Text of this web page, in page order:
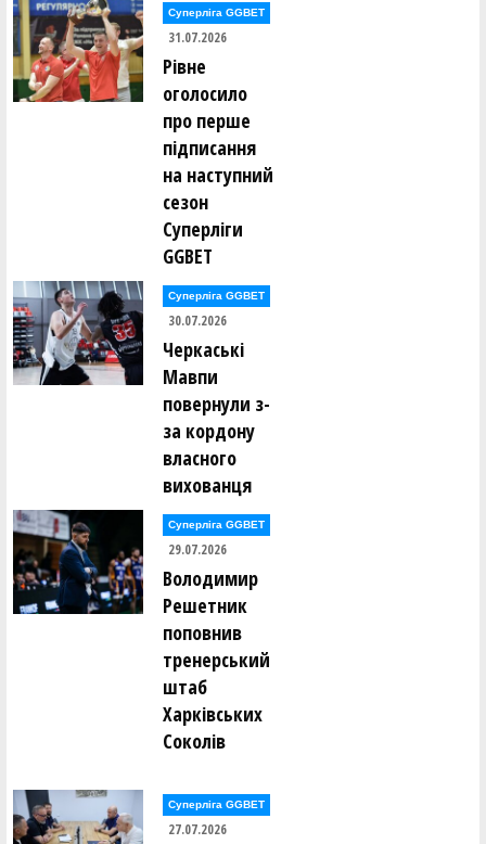
Суперліга GGBET
31.07.2026
Рівне
оголосило
про перше
підписання
на наступний
сезон
Суперліги
GGBET
Суперліга GGBET
30.07.2026
Черкаські
Мавпи
повернули з-
за кордону
власного
вихованця
Суперліга GGBET
29.07.2026
Володимир
Решетник
поповнив
тренерський
штаб
Харківських
Соколів
Суперліга GGBET
27.07.2026